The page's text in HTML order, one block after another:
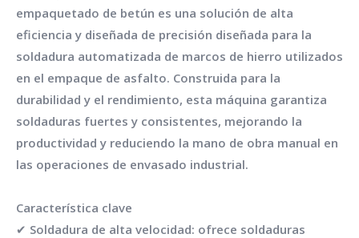
empaquetado de betún es una solución de alta
eficiencia y diseñada de precisión diseñada para la
soldadura automatizada de marcos de hierro utilizados
en el empaque de asfalto. Construida para la
durabilidad y el rendimiento, esta máquina garantiza
soldaduras fuertes y consistentes, mejorando la
productividad y reduciendo la mano de obra manual en
las operaciones de envasado industrial.
Característica clave
✔ Soldadura de alta velocidad: ofrece soldaduras